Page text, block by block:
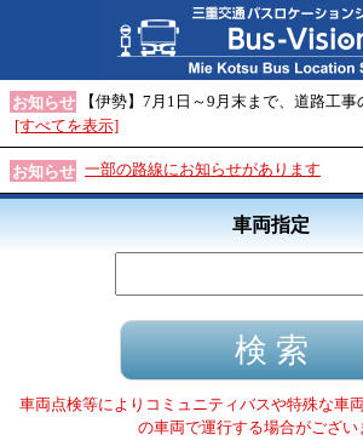
お知らせ
【伊勢】7月1日～9月末まで、道路工
[すべてを表示]
お知らせ 一部の路線にお知らせがあります
車両指定
車両点検等によりコミュニティバスや特殊な車
の車両で運行する場合がござい